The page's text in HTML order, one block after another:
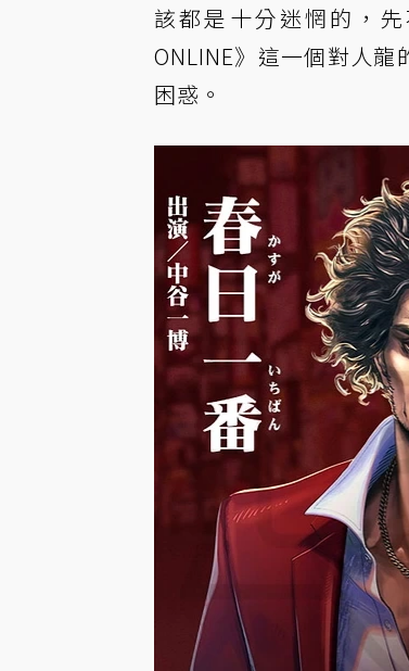
該都是十分迷惘的，
ONLINE》這一個對人龍
困惑。